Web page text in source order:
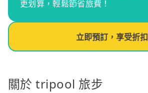
更划算，輕鬆節省旅費！
立即預訂，享受折扣
關於 tripool 旅步